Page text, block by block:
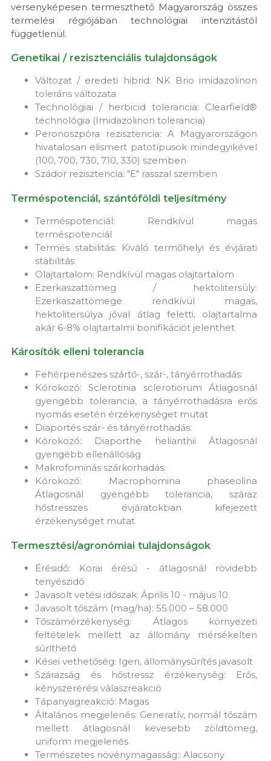
versenyképesen termeszthető Magyarország összes
termelési régiójában technológiai intenzitástól
függetlenül.
Genetikai / rezisztenciális tulajdonságok
Változat / eredeti hibrid: NK Brio imidazolinon
toleráns változata
Technológiai / herbicid tolerancia: Clearfield®
technológia (Imidazolinon tolerancia)
Peronoszpóra rezisztencia: A Magyarországon
hivatalosan elismert patotípusok mindegyikével
(100, 700, 730, 710, 330) szemben
Szádor rezisztencia: "E" rasszal szemben
Terméspotenciál, szántóföldi teljesítmény
Terméspotenciál: Rendkívül magas
terméspotenciál
Termés stabilitás: Kiváló termőhelyi és évjárati
stabilitás
Olajtartalom: Rendkívül magas olajtartalom
Ezerkaszattömeg / hektolitersúly:
Ezerkaszattömege rendkívül magas,
hektolitersúlya jóval átlag feletti, olajtartalma
akár 6-8% olajtartalmi bonifikációt jelenthet
Károsítók elleni tolerancia
Fehérpenészes szártő-, szár-, tányérrothadás:
Kórokozó: Sclerotinia sclerotiorum Átlagosnál
gyengébb tolerancia, a tányérrothadásra erős
nyomás esetén érzékenységet mutat
Diaportés szár- és tányérrothadás:
Kórokozó: Diaporthe helianthii Átlagosnál
gyengébb ellenállóság
Makrofominás szárkorhadás:
Kórokozó: Macrophomina phaseolina
Átlagosnál gyengébb tolerancia, száraz
hőstresszes évjáratokban kifejezett
érzékenységet mutat
Termesztési/agronómiai tulajdonságok
Érésidő: Korai érésű - átlagosnál rövidebb
tenyészidő
Javasolt vetési időszak: Április 10 - május 10.
Javasolt tőszám (mag/ha): 55.000 – 58.000
Tőszámérzékenység: Átlagos környezeti
feltételek mellett az állomány mérsékelten
sűríthető
Kései vethetőség: Igen, állománysűrítés javasolt
Szárazság és hőstressz érzékenység: Erős,
kényszerérési válaszreakció
Tápanyagreakció: Magas
Általános megjelenés: Generatív, normál tőszám
mellett átlagosnál kevesebb zöldtömeg,
uniform megjelenés
Természetes növénymagasság:: Alacsony